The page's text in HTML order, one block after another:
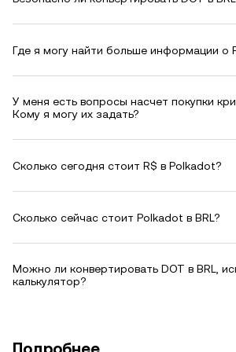
Где я могу найти больше информации о
У меня есть вопросы насчет покупки
Кому я могу их задать?
Сколько сегодня стоит R$ в Polkadot?
Сколько сейчас стоит Polkadot в BRL?
Можно ли конвертировать DOT в BRL,
калькулятор?